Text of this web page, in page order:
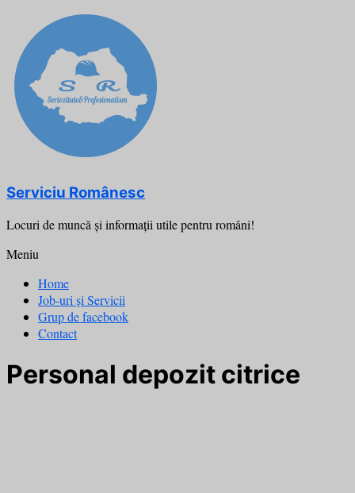
content
Serviciu Românesc
Locuri de muncă şi informații utile pentru români!
Meniu
Home
Job-uri și Servicii
Grup de facebook
Contact
Personal depozit citrice